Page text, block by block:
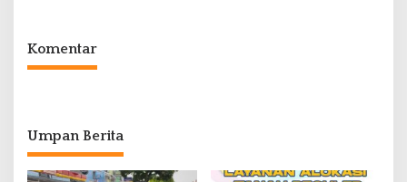
Komentar
Umpan Berita